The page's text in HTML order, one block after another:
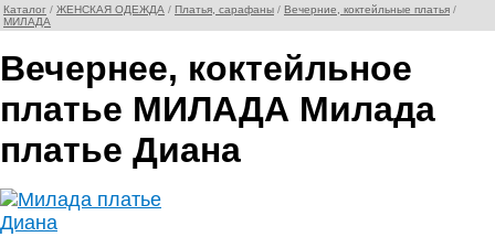
Каталог / ЖЕНСКАЯ ОДЕЖДА / Платья, сарафаны / Вечерние, коктейльные платья /
МИЛАДА
Вечернее, коктейльное
платье МИЛАДА Милада
платье Диана